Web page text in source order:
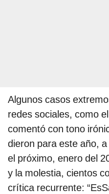
Algunos casos
redes sociales, como
comentó con tono
dieron para este año,
el próximo, enero del
y la molestia, cientos
crítica recurrente: